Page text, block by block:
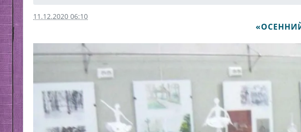
11.12.2020 06:10